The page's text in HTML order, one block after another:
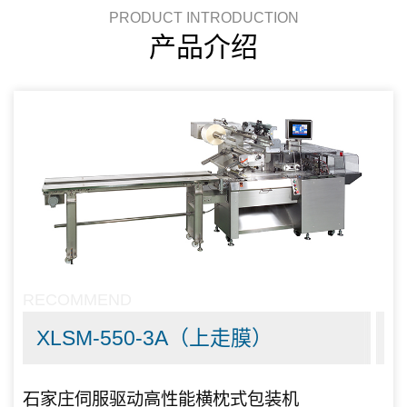
PRODUCT INTRODUCTION
产品介绍
XLSM-550-3A（上走膜）
石家庄伺服驱动高性能横枕式包装机